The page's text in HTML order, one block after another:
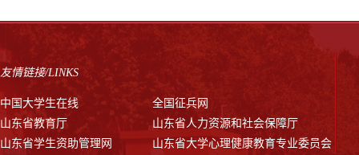
友情链接/LINKS
中国大学生在线
全国征兵网
山东省教育厅
山东省人力资源和社会保障厅
山东省学生资助管理网
山东省大学心理健康教育专业委员会